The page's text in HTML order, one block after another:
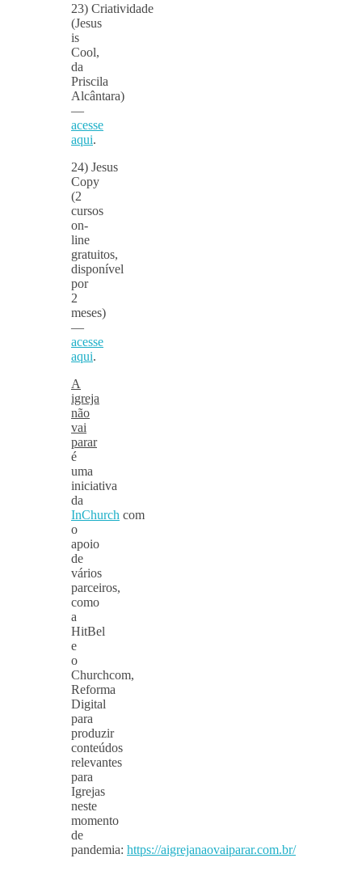
23) Criatividade
(Jesus
is
Cool,
da
Priscila
Alcântara)
—
acesse
aqui.
24) Jesus
Copy
(2
cursos
on-
line
gratuitos,
disponível
por
2
meses)
—
acesse
aqui.
A
igreja
não
vai
parar
é
uma
iniciativa
da
InChurch com
o
apoio
de
vários
parceiros,
como
a
HitBel
e
o
Churchcom,
Reforma
Digital
para
produzir
conteúdos
relevantes
para
Igrejas
neste
momento
de
pandemia: https://aigrejanaovaiparar.com.br/